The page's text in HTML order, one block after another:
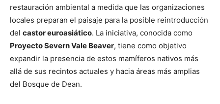
restauración ambiental a medida que las organizaciones
locales preparan el paisaje para la posible reintroducción
del castor euroasiático. La iniciativa, conocida como
Proyecto Severn Vale Beaver, tiene como objetivo
expandir la presencia de estos mamíferos nativos más
allá de sus recintos actuales y hacia áreas más amplias
del Bosque de Dean.